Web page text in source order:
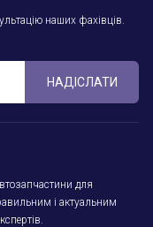
наших фахівців.
НАДІСЛАТИ
для
і актуальним